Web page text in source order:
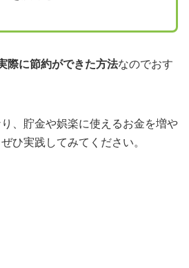
際に節約ができた方法なのでおす
、貯金や娯楽に使えるお金を増や
ひ実践してみてください。